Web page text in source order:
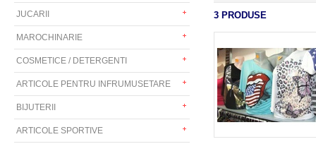
JUCARII
MAROCHINARIE
COSMETICE / DETERGENTI
ARTICOLE PENTRU INFRUMUSETARE
BIJUTERII
ARTICOLE SPORTIVE
3 PRODUSE